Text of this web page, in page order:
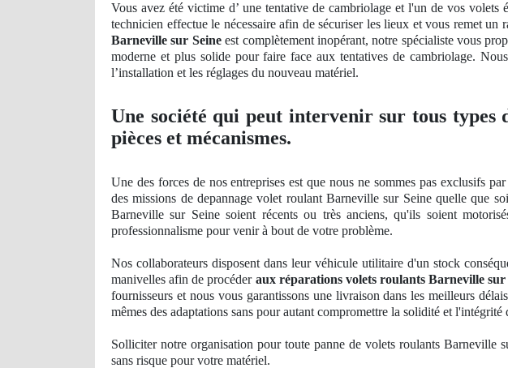
Vous avez été victime d’ une tentative de cambriolage et l'un de vos
technicien effectue le nécessaire afin de sécuriser les lieux et vous remet
Barneville sur Seineest complètement inopérant, notre spécialiste vous
moderne et plus solide pour faire face aux tentatives de cambriolage.
l’installation et les réglages du nouveau matériel.
Une société qui peut intervenir sur tous types
pièces et mécanismes.
Une des forces de nos entreprises est que nous ne sommes pas exclusifs
des missions de depannage volet roulant Barneville sur Seine quelle que
Barneville sur Seine soient récentsou très anciens, qu'ils soient
professionnalisme pour venir à bout de votre problème.
Noscollaborateurs disposent dans leur véhicule utilitaire d'un stockcons
manivelles afin de procéder aux réparations volets roulants Barneville sur
fournisseurs et nous vous garantissons une livraison dans les meilleurs
mêmes des adaptations sans pour autant compromettre la solidité et l'intégrité
Solliciter notre organisation pour toute panne de volets roulants Barneville
sans risque pour votre matériel.